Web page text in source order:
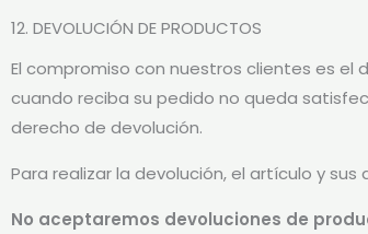
12. DEVOLUCIÓN DE PRODUCTOS
El compromiso con nuestros clientes es
cuando reciba su pedido no queda
derecho de devolución.
Para realizar la devolución, el artículo y
No aceptaremos devoluciones de